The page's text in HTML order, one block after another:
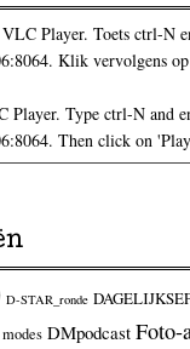
Player. Toets ctrl-N
Klik vervolgens
Player. Type ctrl-N and
Then click on
D-STAR_ronde
DMpodcast Foto-